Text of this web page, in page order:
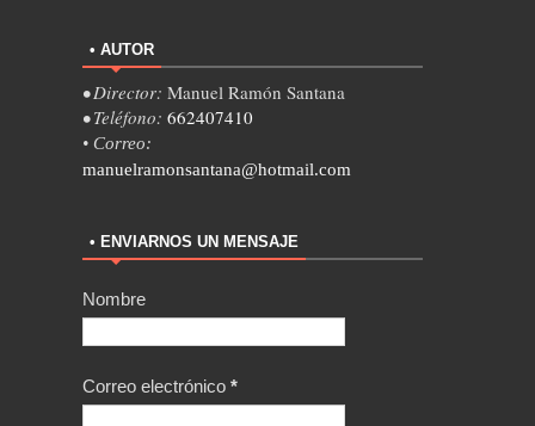
• AUTOR
• Director: Manuel Ramón Santana
• Teléfono: 662407410
• Correo:
manuelramonsantana@hotmail.com
• ENVIARNOS UN MENSAJE
Nombre
Correo electrónico *